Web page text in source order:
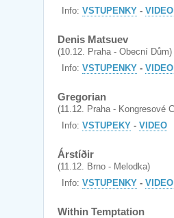
Info: VSTUPENKY - VIDEO
Denis Matsuev
(10.12. Praha - Obecní Dům)
Info: VSTUPENKY - VIDEO
Gregorian
(11.12. Praha - Kongresové
Info: VSTUPEKY - VIDEO
Árstíðir
(11.12. Brno - Melodka)
Info: VSTUPENKY - VIDEO
Within Temptation